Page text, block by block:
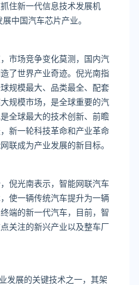
住新一代信息技术发展机
中国汽车芯片产业。
市场竞争变化莫测，国内汽
了世界产业奇迹。倪光南指
规模最大、品类最全、配套
规模市场，是全球重要的汽
全球最大的技术创新、前瞻
新一轮科技革命和产业革命
联成为产业发展的新目标。
倪光南表示，智能网联汽车
使一辆传统汽车提升为一辆
端的新一代汽车，目前，智
关注的新兴产业以及整车厂
发展的关键技术之一，其架